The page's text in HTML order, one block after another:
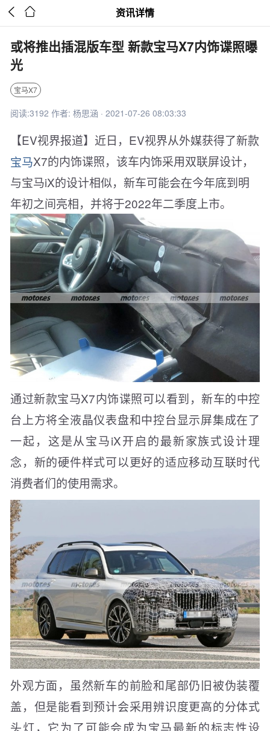
  资讯详情
或将推出插混版车型 新款宝马X7内饰谍照曝
光
宝马X7
阅读:3192 作者: 杨思涵 · 2021-07-26 08:03:33
【EV视界报道】近日，EV视界从外媒获得了新款
宝马X7的内饰谍照，该车内饰采用双联屏设计，
与宝马iX的设计相似，新车可能会在今年底到明
年初之间亮相，并将于2022年二季度上市。
通过新款宝马X7内饰谍照可以看到，新车的中控
台上方将全液晶仪表盘和中控台显示屏集成在了
一起，这是从宝马iX开启的最新家族式设计理
念，新的硬件样式可以更好的适应移动互联时代
消费者们的使用需求。
外观方面，虽然新车的前脸和尾部仍旧被伪装覆
盖，但是能看到预计会采用辨识度更高的分体式
头灯，它为了可能会成为宝马最新的标志性设